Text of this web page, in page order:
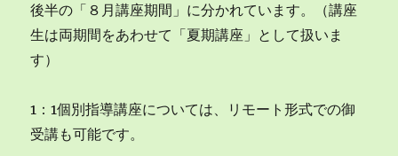
後半の「８月講座期間」に分かれています。（講座
生は両期間をあわせて「夏期講座」として扱いま
す）
1：1個別指導講座については、リモート形式での御
受講も可能です。